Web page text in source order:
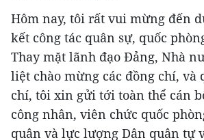
Hôm nay, tôi rất vui mừng đến
kết công tác quân sự, quốc
Thay mặt lãnh đạo Đảng, Nhà
liệt chào mừng các đồng chí, và
chí, tôi xin gửi tới toàn thể cán
công nhân, viên chức quốc
quân và lực lượng Dân quân tự